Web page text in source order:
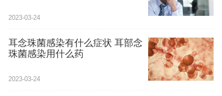
2023-03-24
耳念珠菌感染有什么症状 耳部念
珠菌感染用什么药
2023-03-24